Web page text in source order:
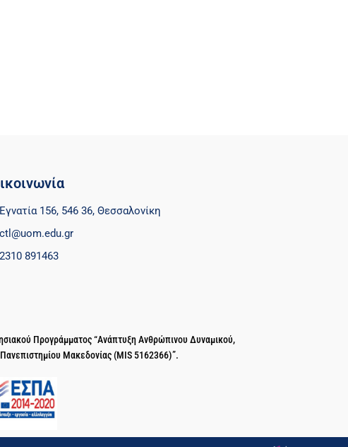
Εγνατία 156, 546 36, Θεσσαλονίκη
ctl@uom.edu.gr
2310 891463
Προγράμματος “Ανάπτυξη Ανθρώπινου Δυναμικού,
Μακεδονίας (MIS 5162366)”.